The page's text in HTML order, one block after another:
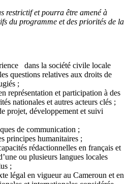
restrictif et pourra être amené à
du programme et des priorités de la
dans la société civile locale
questions relatives aux droits de
;
représentation et participation à des
nationales et autres acteurs clés ;
projet, développement et suivi
de communication ;
principes humanitaires ;
rédactionnelles en français et
ou plusieurs langues locales
;
légal en vigueur au Cameroun et en